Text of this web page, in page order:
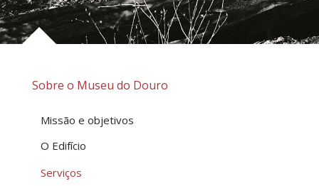
Sobre o Museu do Douro
Missão e objetivos
O Edifício
Serviços